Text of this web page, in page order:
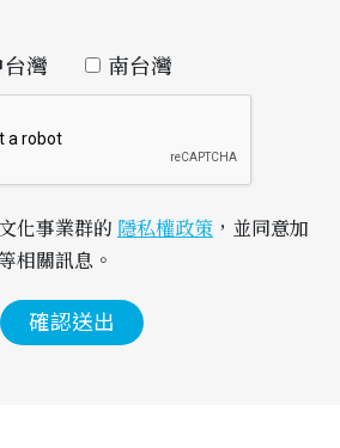
灣 南台灣
化事業群的 隱私權政策 ，並同意加
相關訊息。
確認送出